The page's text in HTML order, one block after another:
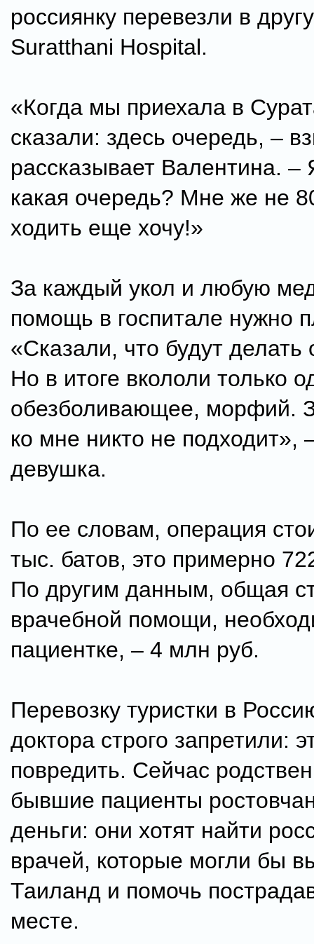
россиянку перевезли в
Suratthani Hospital.
«Когда мы приехала в
сказали: здесь очередь, –
рассказывает Валентина. –
какая очередь? Мне же не
ходить еще хочу!»
За каждый укол и любую
помощь в госпитале нужно
«Сказали, что будут
Но в итоге вкололи только
обезболивающее, морфий.
ко мне никто не подходит»,
девушка.
По ее словам, операция
тыс. батов, это примерно
По другим данным, общая
врачебной помощи,
пациентке, – 4 млн руб.
Перевозку туристки в
доктора строго запретили:
повредить. Сейчас
бывшие пациенты
деньги: они хотят найти
врачей, которые могли бы
Таиланд и помочь
месте.